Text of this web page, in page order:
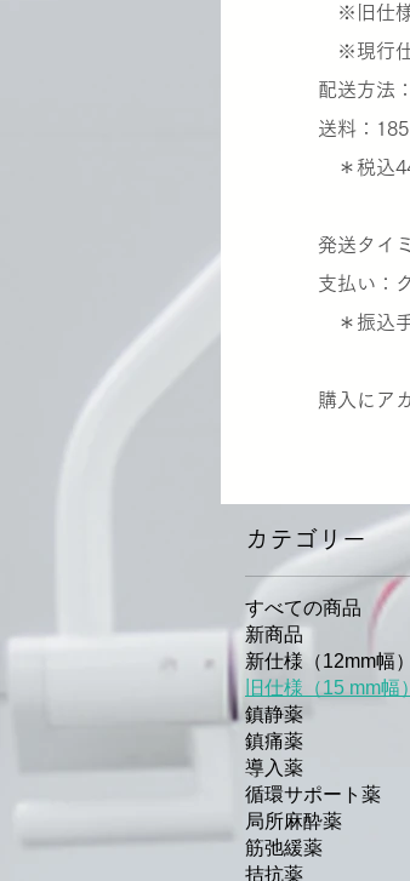
※旧仕様
※現行仕
配送方法
送料：
＊税込
発送タイ
支払い：
＊振込
購入にア
カテゴリー
すべての商品
新商品
新仕様（12mm幅）
旧仕様（15 mm幅）
鎮静薬
鎮痛薬
導入薬
循環サポート薬
局所麻酔薬
筋弛緩薬
拮抗薬